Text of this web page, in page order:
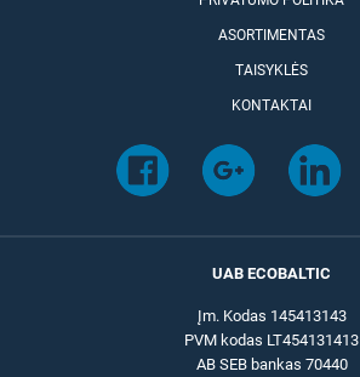
ASORTIMENTAS
TAISYKLĖS
KONTAKTAI
UAB ECOBALTIC
Įm. Kodas 145413143
PVM kodas LT454131413
AB SEB bankas 70440